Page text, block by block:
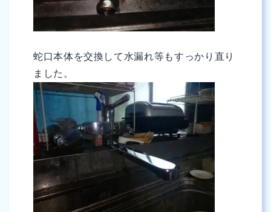
蛇口本体を交換して水漏れ等もすっかり直り
ました。